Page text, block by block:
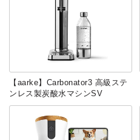
【‎aarke】Carbonator3 高級ステ
ンレス製炭酸水マシンSV